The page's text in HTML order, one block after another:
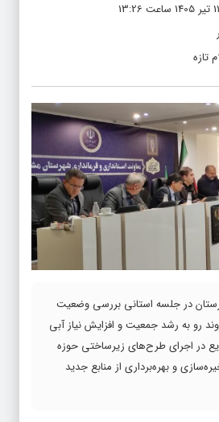
تازه
در جلسه استانی بررسی وضعیت
رو به رشد جمعیت و افزایش نیاز آبی
در اجرای طرح‌های زیرساختی حوزه
و بهره‌برداری از منابع جدید